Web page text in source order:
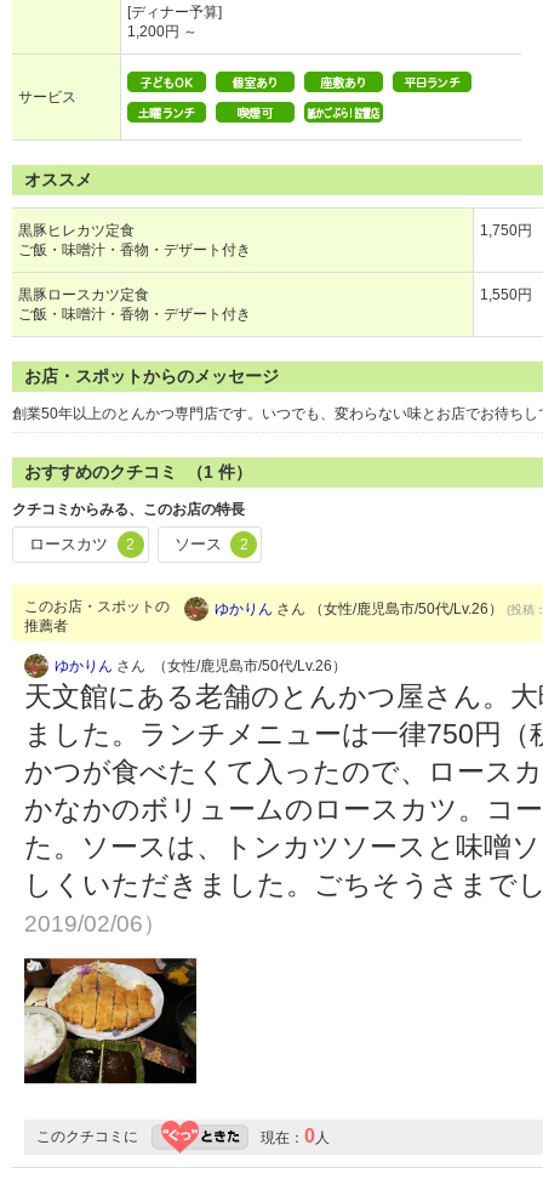
[ディナー予算]
1,200円 ～
サービス
オススメ
黒豚ヒレカツ定食
ご飯・味噌汁・香物・デザート付き
1,750円
黒豚ロースカツ定食
ご飯・味噌汁・香物・デザート付き
1,550円
お店・スポットからのメッセージ
創業50年以上のとんかつ専門店です。いつでも、変わらない味とお店でお待ちし
おすすめのクチコミ （1 件）
クチコミからみる、このお店の特長
ロースカツ 2 ソース 2
このお店・スポットの
推薦者
ゆかりん さん （女性/鹿児島市/50代/Lv.26） (投稿
ゆかりん さん （女性/鹿児島市/50代/Lv.26）
天文館にある老舗のとんかつ屋さん。
ました。ランチメニューは一律750円
かつが食べたくて入ったので、ロース
かなかのボリュームのロースカツ。コ
た。ソースは、トンカツソースと味噌
しくいただきました。ごちそうさまで
2019/02/06）
このクチコミに 現在： 0 人